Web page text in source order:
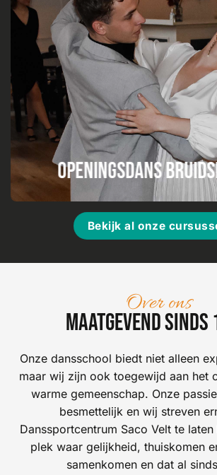
Openingsdans
Bekijk al onze
Over ons
Maatgevend sinds
Onze dansschool biedt niet alleen
maar wij zijn ook toegewijd aan het
warme gemeenschap. Onze
besmettelijk en wij streven
Danssportcentrum Saco Velt te
plek waar gelijkheid, thuiskomen
samenkomen en dat al